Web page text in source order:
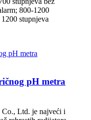
800-1200
stupnjeva
pH metra
Co., Ltd. je najveći i